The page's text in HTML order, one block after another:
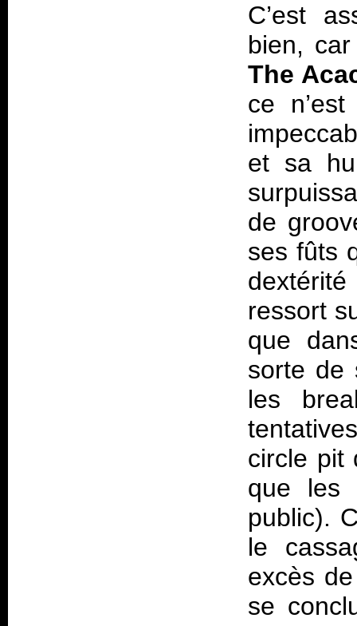
C’est
bien,
The
ce
et sa
de
ses fûts
ressort
que
sorte de
les
circle pit
que les
public).
le
excès
se